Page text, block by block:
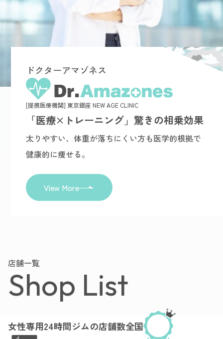
ドクターアマゾネス
[提携医療機関] 東京銀座 NEW AGE CLINIC
「医療×トレーニング」驚きの相乗効果
太りやすい、体重が落ちにくい方も医学的根拠で
健康的に痩せる。
View More
店舗一覧
Shop List
女性専用24時間ジムの店舗数全国